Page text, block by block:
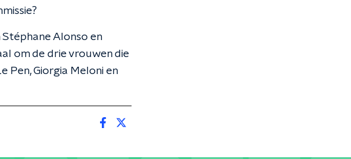
Alonso en
om de drie vrouwen die
Pen, Giorgia Meloni en